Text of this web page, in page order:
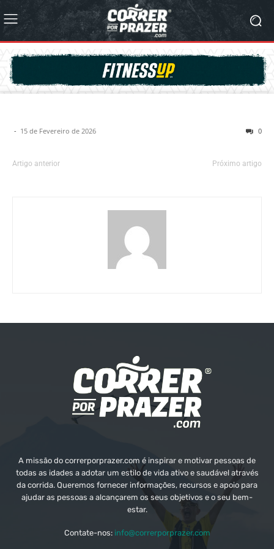
- 15 de Fevereiro de 2026 0
Artigo anterior Próximo artigo
A missão do correrporprazer.com é inspirar e motivar pessoas de
todas as idades a adotar um estilo de vida ativo e saudável através
da corrida. Queremos fornecer informações, recursos e apoio para
ajudar as pessoas a alcançarem os seus objetivos e o seu bem-
estar.
Contate-nos: info@correrporprazer.com